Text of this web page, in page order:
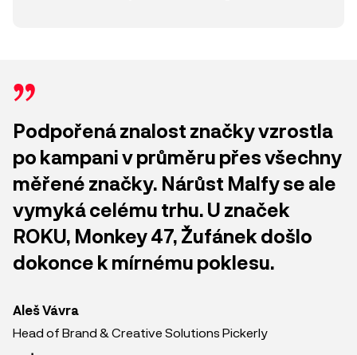
Podpořená znalost značky vzrostla
po kampani v průměru přes všechny
měřené značky. Nárůst Malfy se ale
vymyká celému trhu. U značek
ROKU, Monkey 47, Žufánek došlo
dokonce k mírnému poklesu.
Aleš Vávra
Head of Brand & Creative Solutions Pickerly